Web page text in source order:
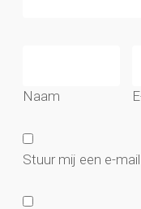
Naam
Stuur mij een e-